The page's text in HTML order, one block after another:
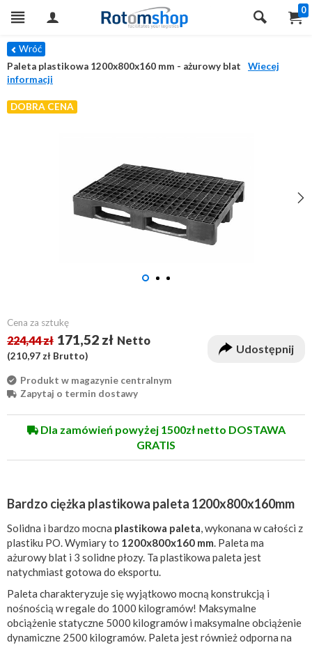
0
Wróć
Paleta plastikowa 1200x800x160 mm - ażurowy blat
Wiecej
informacji
DOBRA CENA
Cena za sztukę
224,44 zł 171,52 zł Netto
(210,97 zł Brutto)
Udostępnij
Produkt w magazynie centralnym
Zapytaj o termin dostawy
Dla zamówień powyżej 1500zł netto DOSTAWA
GRATIS
Bardzo ciężka plastikowa paleta 1200x800x160mm
Solidna i bardzo mocna plastikowa paleta, wykonana w całości z
plastiku PO. Wymiary to 1200x800x160 mm. Paleta ma
ażurowy blat i 3 solidne płozy. Ta plastikowa paleta jest
natychmiast gotowa do eksportu.
Paleta charakteryzuje się wyjątkowo mocną konstrukcją i
nośnością w regale do 1000 kilogramów! Maksymalne
obciążenie statyczne 5000 kilogramów i maksymalne obciążenie
dynamiczne 2500 kilogramów. Paleta jest również odporna na